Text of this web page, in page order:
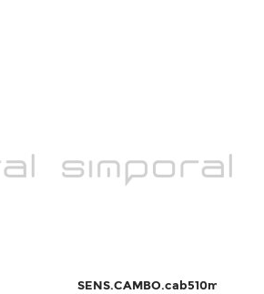
SENS.CAMBO.cab510mm